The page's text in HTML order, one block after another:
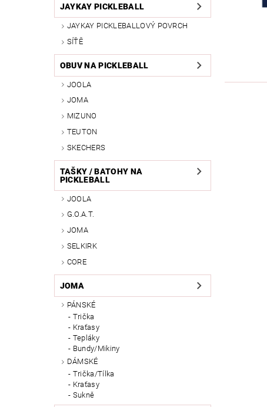
JAYKAY PICKLEBALL
JAYKAY PICKLEBALLOVÝ POVRCH
SÍŤĚ
OBUV NA PICKLEBALL
JOOLA
JOMA
MIZUNO
TEUTON
SKECHERS
TAŠKY / BATOHY NA
PICKLEBALL
JOOLA
G.O.A.T.
JOMA
SELKIRK
CORE
JOMA
PÁNSKÉ
Trička
Kraťasy
Tepláky
Bundy/Mikiny
DÁMSKÉ
Trička/Tílka
Kraťasy
Sukně